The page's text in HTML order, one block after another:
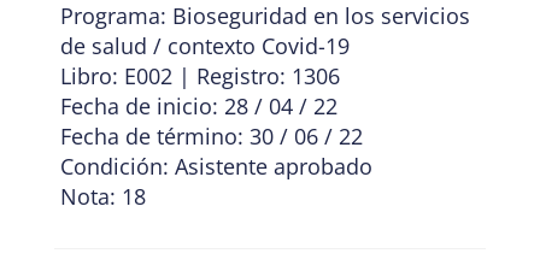
Programa: Bioseguridad en los servicios
de salud / contexto Covid-19
Libro: E002 | Registro: 1306
Fecha de inicio: 28 / 04 / 22
Fecha de término: 30 / 06 / 22
Condición: Asistente aprobado
Nota: 18